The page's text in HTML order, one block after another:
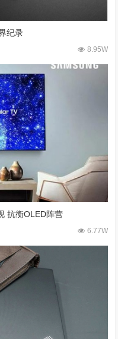
纪录
8.95W
抗衡OLED阵营
6.77W